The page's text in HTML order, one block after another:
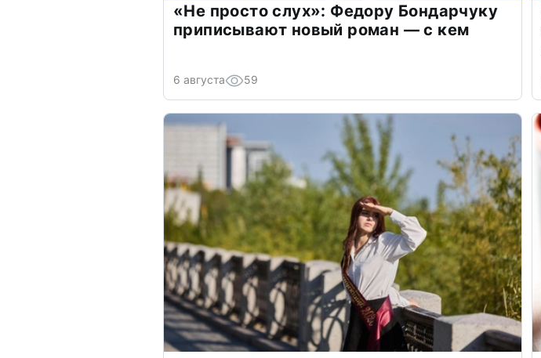
«Не просто слух»: Федору Бондарчуку
приписывают новый роман — с кем
6 августа 59